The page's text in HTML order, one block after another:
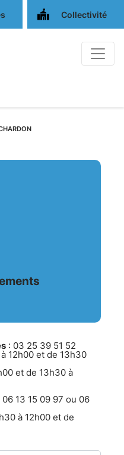
Collectivité
: 03 25 39 51 52
12h00 et de 13h30
et de 13h30 à
06 13 15 09 97 ou 06
à 12h00 et de